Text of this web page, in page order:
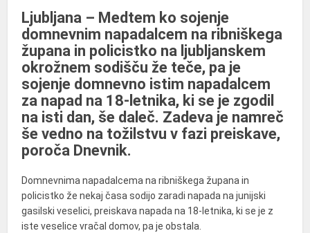
Ljubljana – Medtem ko sojenje
domnevnim napadalcem na ribniškega
župana in policistko na ljubljanskem
okrožnem sodišču že teče, pa je
sojenje domnevno istim napadalcem
za napad na 18-letnika, ki se je zgodil
na isti dan, še daleč. Zadeva je namreč
še vedno na tožilstvu v fazi preiskave,
poroča Dnevnik.
Domnevnima napadalcema na ribniškega župana in
policistko že nekaj časa sodijo zaradi napada na junijski
gasilski veselici, preiskava napada na 18-letnika, ki se je z
iste veselice vračal domov, pa je obstala.